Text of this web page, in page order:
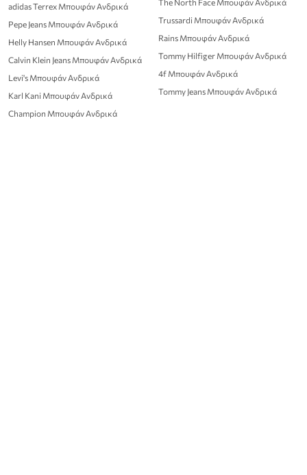
adidas Terrex Μπουφάν Ανδρικά
Pepe Jeans Μπουφάν Ανδρικά
Helly Hansen Μπουφάν Ανδρικά
Calvin Klein Jeans Μπουφάν Ανδρικά
Levi's Μπουφάν Ανδρικά
Karl Kani Μπουφάν Ανδρικά
Champion Μπουφάν Ανδρικά
Trussardi Μπουφάν Ανδρικά
Rains Μπουφάν Ανδρικά
Tommy Hilfiger Μπουφάν Ανδρικά
4f Μπουφάν Ανδρικά
Tommy Jeans Μπουφάν Ανδρικά